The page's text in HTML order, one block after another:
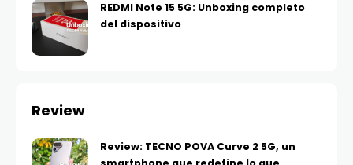
REDMI Note 15 5G: Unboxing completo
del dispositivo
Review
Review: TECNO POVA Curve 2 5G, un